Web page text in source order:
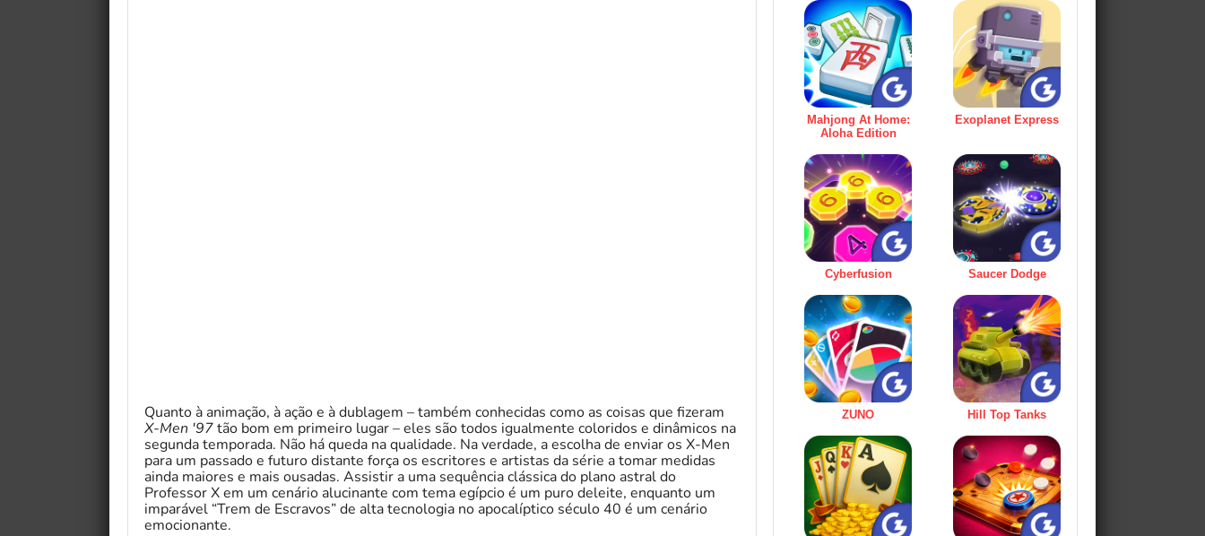
Quanto à animação, à ação e à dublagem – também conhecidas como as coisas que fizeram
X-Men '97tão bom em primeiro lugar – eles são todos igualmente coloridos e dinâmicos na
segunda temporada. Não há queda na qualidade. Na verdade, a escolha de enviar os X-Men
para um passado e futuro distante força os escritores e artistas da série a tomar medidas
ainda maiores e mais ousadas. Assistir a uma sequência clássica do plano astral do
Professor X em um cenário alucinante com tema egípcio é um puro deleite, enquanto um
imparável “Trem de Escravos” de alta tecnologia no apocalíptico século 40 é um cenário
emocionante.
Mahjong At Home:
Aloha Edition
Exoplanet Express
Cyberfusion Saucer Dodge
ZUNO Hill Top Tanks